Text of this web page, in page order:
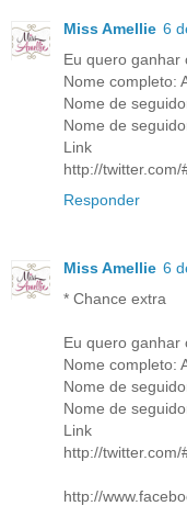
Miss Amellie 6
Eu quero ganhar
Nome completo:
Nome de
Nome de
http://
Responder
Miss Amellie 6
* Chance extra
Eu quero ganhar
Nome completo:
Nome de
Nome de
http://
http://